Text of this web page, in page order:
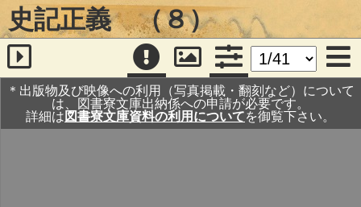
史記正義 （８）
＊出版物及び映像への利用（写真掲載・翻刻など）について
は、図書寮文庫出納係への申請が必要です。
詳細は 図書寮文庫資料の利用についてを御覧下さい。